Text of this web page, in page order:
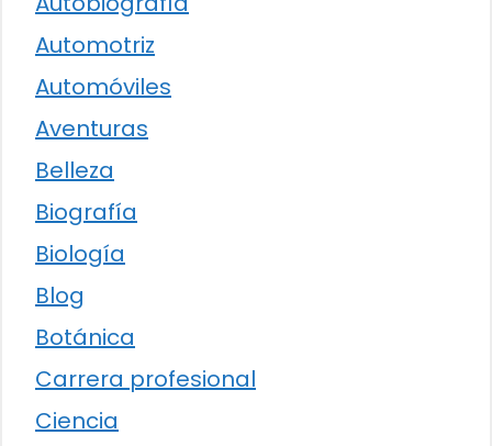
Automotriz
Automóviles
Aventuras
Belleza
Biografía
Biología
Blog
Botánica
Carrera profesional
Ciencia